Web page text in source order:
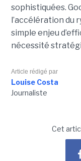
sophistiquées.
l’accélération du
simple enjeu
nécessité
Article rédigé par
Louise Costa
Journaliste
Cet